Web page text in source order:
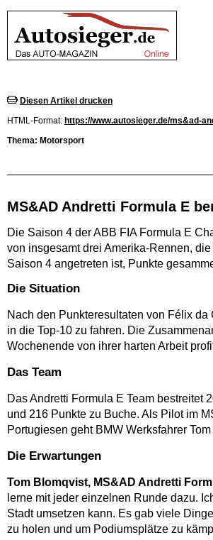
Diesen Artikel drucken
HTML-Format: https://www.autosieger.de/ms&ad-
Thema: Motorsport
MS&AD Andretti Formula E
Die Saison 4 der ABB FIA Formula E
von insgesamt drei Amerika-Rennen,
Saison 4 angetreten ist, Punkte
Die Situation
Nach den Punkteresultaten von Félix
in die Top-10 zu fahren. Die
Wochenende von ihrer harten Arbeit
Das Team
Das Andretti Formula E Team bestreitet
und 216 Punkte zu Buche. Als Pilot im
Portugiesen geht BMW Werksfahrer
Die Erwartungen
Tom Blomqvist, MS&AD Andretti
lerne mit jeder einzelnen Runde dazu.
Stadt umsetzen kann. Es gab viele
zu holen und um Podiumsplätze zu